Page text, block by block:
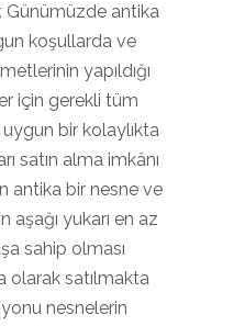
Günümüzde antika
koşullarda ve
yapıldığı
için gerekli tüm
uygun bir kolaylıkta
satın alma imkânı
antika bir nesne ve
yukarı en az
sahip olması
olarak satılmakta
nesnelerin